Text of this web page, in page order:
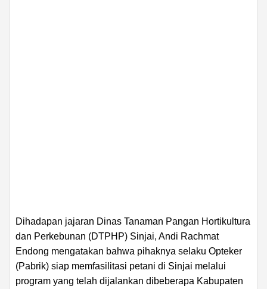
Dihadapan jajaran Dinas Tanaman Pangan Hortikultura
dan Perkebunan (DTPHP) Sinjai, Andi Rachmat
Endong mengatakan bahwa pihaknya selaku Opteker
(Pabrik) siap memfasilitasi petani di Sinjai melalui
program yang telah dijalankan dibeberapa Kabupaten